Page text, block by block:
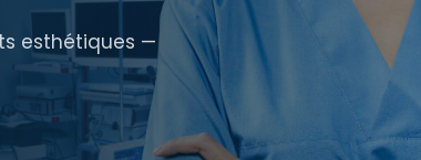
esthétiques —